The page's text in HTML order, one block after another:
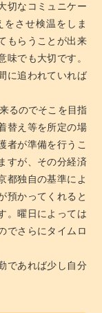
切なコミュニケー
させ検温をしま
もらうことが出来
味でも大切です。
に追われていれば
るのでそこを目指
替え等を所定の場
者が準備を行うこ
すが、その分経済
都独自の基準によ
預かってくれると
。曜日によっては
でさらにタイムロ
であれば少し自分